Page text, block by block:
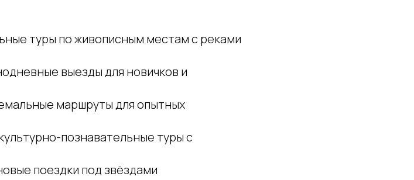
туры по живописным местам с реками
выезды для новичков и
маршруты для опытных
познавательные туры с
поездки под звёздами